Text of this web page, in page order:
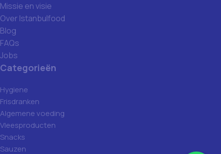
Missie en visie
Over Istanbulfood
Blog
FAQs
Jobs
Categorieën
Hygiene
Frisdranken
Algemene voeding
Vleesproducten
Snacks
Sauzen